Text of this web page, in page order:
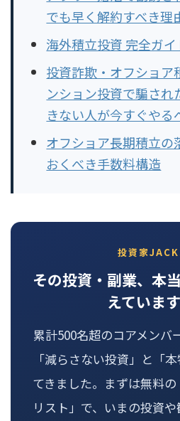
でも早く解約すべき理
海外積立投資 完全ガイ
投資詐欺・オフショア
ンション投資で騙され
きない人が今すぐやる
オフショア長期積立の
おくべき手数料構造
投資家JACK
その投資・副業、本
えていま
累計500名超のコアメンバ
「減らさない投資」と「
てきました。まずは無料
リスト」で、いまの投資